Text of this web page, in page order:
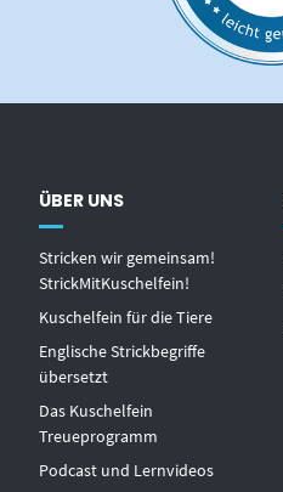
ÜBER UNS
Stricken wir gemeinsam!
StrickMitKuschelfein!
Kuschelfein für die Tiere
Englische Strickbegriffe
übersetzt
Das Kuschelfein
Treueprogramm
Podcast und Lernvideos